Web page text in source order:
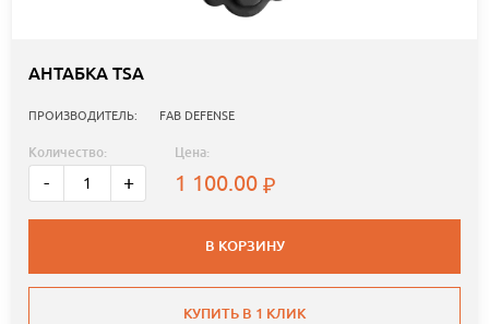
АНТАБКА TSA
ПРОИЗВОДИТЕЛЬ: FAB DEFENSE
Количество:
- +
Цена:
1 100.00
В КОРЗИНУ
КУПИТЬ В 1 КЛИК